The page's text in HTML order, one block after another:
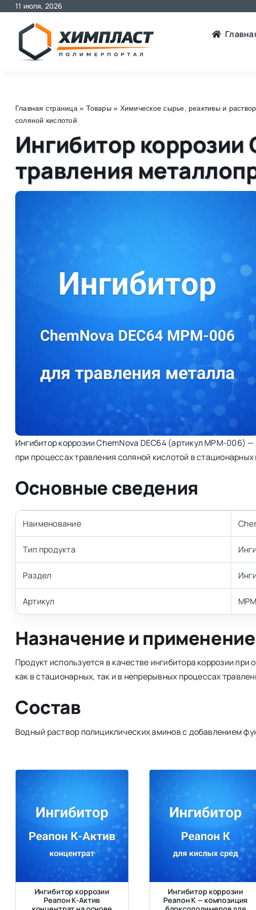
Skip
content
11 июля, 2026
Главная страница » Товары » Химическое сырье, реактивы и
соляной кислотой
Ингибитор коррозии
травления
Ингибитор коррозии ChemNova DEC64 (артикул MPM-006)
при процессах травления соляной кислотой в
Основные сведения
Наименование
Тип продукта
Раздел
Артикул
Назначение и применение
Продукт используется в качестве ингибитора коррозии
как в стационарных, так и в непрерывных процессах
Состав
Водный раствор полициклических аминов с добавлением
Ингибитор коррозии
Реапон К-Актив
Ингибитор коррозии
Реапон К — композиция